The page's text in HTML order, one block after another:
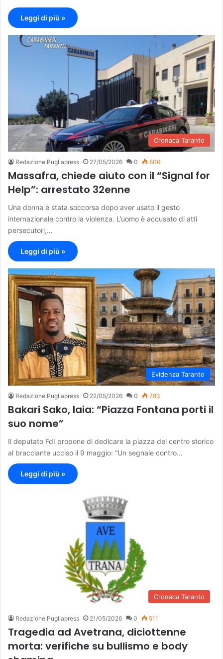
Leggi di più »
Cronaca Taranto
Redazione Pugliapress 27/05/2026 0 606
Massafra, chiede aiuto con il “Signal for
Help”: arrestato 32enne
Una donna è stata soccorsa dopo aver usato il gesto
internazionale contro la violenza. L’uomo è accusato di atti
persecutori,…
Leggi di più »
Evidenza Taranto
Redazione Pugliapress 22/05/2026 0 783
Bakari Sako, Iaia: “Piazza Fontana porti il
suo nome”
Il deputato FdI propone di dedicare la piazza del centro storico
al bracciante ucciso il 9 maggio: “Un segnale contro…
Leggi di più »
Cronaca Taranto
Redazione Pugliapress 21/05/2026 0 511
Tragedia ad Avetrana, diciottenne
morta: verifiche su bullismo e body